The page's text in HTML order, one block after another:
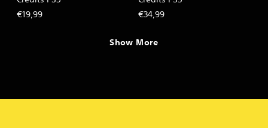
€19,99 €34,99
Show More